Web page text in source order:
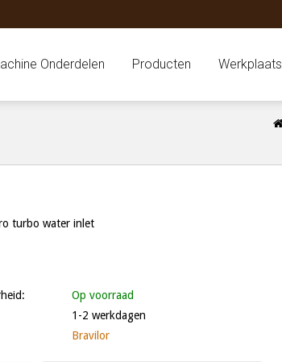
Onderdelen Producten Werkplaats
turbo water inlet
Op voorraad
1-2 werkdagen
Bravilor